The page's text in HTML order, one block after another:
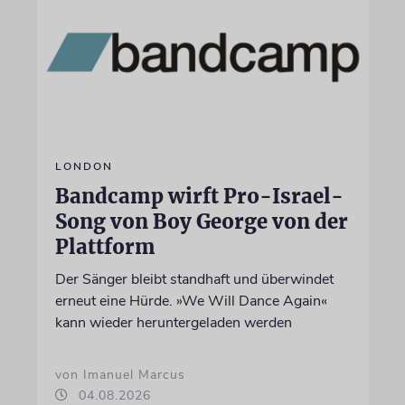
LONDON
Bandcamp wirft Pro-Israel-
Song von Boy George von der
Plattform
Der Sänger bleibt standhaft und überwindet
erneut eine Hürde. »We Will Dance Again«
kann wieder heruntergeladen werden
von Imanuel Marcus
04.08.2026